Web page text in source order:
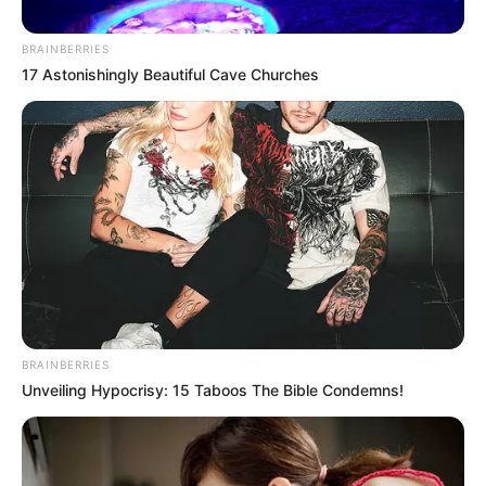
Instituto Colombiano Agropecuario
Ganado.
Por:Manuel Alejandro Brisneda Díaz
Mayo 13, 2026
BRAINBERRIES
17 Astonishingly Beautiful Cave Churches
BRAINBERRIES
Unveiling Hypocrisy: 15 Taboos The Bible Condemns!